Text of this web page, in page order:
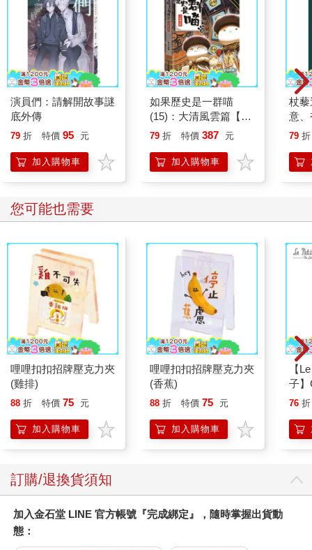
祕密社團，可以說是形容這家公司最適合的詞。
簡而言之，億康先達是為大型企業挑選接班人、經營管理階層這
種會左右公司命運的全球性獵才公司。說得淺白一些，就是「超
高級獵才集團」。
主要的獵才對象是年收入一億、甚至數億日圓的高階經理人。
當然，只許成功不許失敗。
「他過去的績效非常出色，沒想到這麼不適合貴公司，我真是看
走眼了。」
正因為如此，億康先達的顧問必須徹底鍛鍊看人的眼光，訓練方
法也非常成熟。
我在三十五歲時成為這個國際組織的一員，任職十年期間，不斷
磨練自己看人的眼光。我面試過多樣的經營人才，遍布海內外，
經營管理階層評鑑服務，也是工作的一部分。
這與獵才，也就是從公司外部尋找人才的服務完全不同方向。這
是對客戶公司內部的人員進行評鑑，並提供建議，比如誰具有未
來性、該晉用什麼樣的人才，是深入大企業高層核心的特殊服
具體來說，通常是來自公司的董事長、社長、提名委員會的委
託，希望從第三者的角度提供建議，評估誰適合成為下一任的經
營者。
以識人的角度來說，這比獵才的本業來得更純粹，會更深入一個
人的內心層面。
在不允許失敗的狀況下，必須洞悉連本人都沒有察覺到的深層領
域，看透一個人的本質與可能性。
這種壓力和所要求的精確度，以賽車來比喻，相當於以時速超過
三百公里競速的F1賽事。
學到的方法、技術活用於社會上。
第2章 從四個「樓層」看出人的發展性
演員們：請解開故事謎
底外傳
79 折 特價 95 元
加入購物車
如果歷史是一群喵
(15)：大清風雲篇【萌
貓漫畫學歷史】
79 折 特價 387 元
加入購物車
杖
意
恭
79 折
您可能也需要
哩哩扣扣招牌壓克力夾
(雞排)
88 折 特價 75 元
加入購物車
哩哩扣扣招牌壓克力夾
(香蕉)
88 折 特價 75 元
加入購物車
【
子】
小
76 折
訂購/退換貨須知
加入金石堂 LINE 官方帳號『完成綁定』，隨時掌握出貨動
態：